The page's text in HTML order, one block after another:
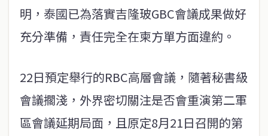
明，泰國已為落實吉隆玻GBC會議成果做好
充分準備，責任完全在柬方單方面違約。
22日預定舉行的RBC高層會議，隨著秘書級
會議擱淺，外界密切關注是否會重演第二軍
區會議延期局面，且原定8月21日召開的第